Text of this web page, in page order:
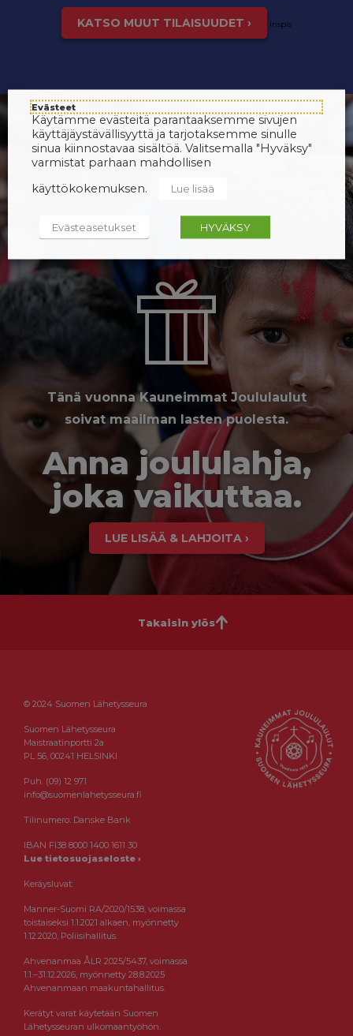
KATSO MUUT TILAISUUDET › inspis
Tänä vuonna Kauneimmat Joululaulut
soivat maailman lasten puolesta.
Anna joululahja,
joka vaikuttaa.
LUE LISÄÄ & LAHJOITA ›
Takaisin ylös
© 2024 Suomen Lähetysseura
Suomen Lähetysseura
Maistraatinportti 2a
PL 56, 00241 HELSINKI
Puh. (09) 12 971
info@suomenlahetysseura.fi
Tilinumero: Danske Bank
IBAN FI38 8000 1400 1611 30
Lue tietosuojaseloste ›
Keräysluvat:
Manner-Suomi RA/2020/1538, voimassa
toistaiseksi 1.1.2021 alkaen, myönnetty
1.12.2020, Poliisihallitus.
Ahvenanmaa ÅLR 2025/5437, voimassa
1.1.–31.12.2026, myönnetty 28.8.2025
Ahvenanmaan maakuntahallitus.
Kerätyt varat käytetään Suomen
Lähetysseuran ulkomaantyöhön.
Evästeet
Käytämme evästeitä parantaaksemme sivujen
käyttäjäystävällisyyttä ja tarjotaksemme sinulle
sinua kiinnostavaa sisältöä. Valitsemalla "Hyväksy"
varmistat parhaan mahdollisen
käyttökokemuksen.
Lue lisää
Evästeasetukset HYVÄKSY